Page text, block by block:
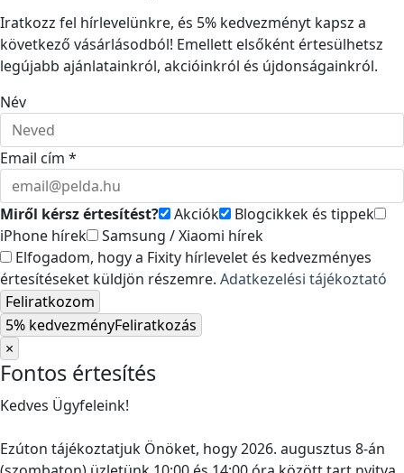
Iratkozz fel hírlevelünkre, és 5% kedvezményt kapsz a
következő vásárlásodból! Emellett elsőként értesülhetsz
legújabb ajánlatainkról, akcióinkról és újdonságainkról.
Név
Email cím *
Miről kérsz értesítést? Akciók
Blogcikkek és tippek
iPhone hírek
Samsung / Xiaomi hírek
Elfogadom, hogy a Fixity hírlevelet és kedvezményes
értesítéseket küldjön részemre. Adatkezelési tájékoztató
Feliratkozom
5% kedvezményFeliratkozás
×
Fontos értesítés
Kedves Ügyfeleink!
Ezúton tájékoztatjuk Önöket, hogy 2026. augusztus 8-án